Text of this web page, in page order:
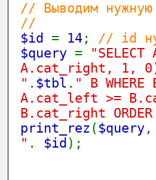
// Выводим нужную
//
$id = 14 ; // id
$query =
A.cat_right, 1, 0)
" . $tbl . " B
A.cat_left >=
B.cat_right
print_rez ( $query
" . $id );